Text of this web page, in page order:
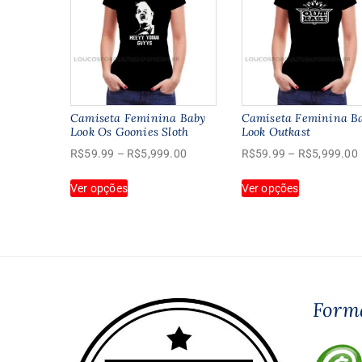
Camiseta Feminina Baby
Look Os Goonies Sloth
R$59.99 – R$5,999.00
Ver opções
Este
produto
podem
ser
escolhidas
Camiseta Feminina
Look Outkast
R$59.99 – R$5,999.00
Ver opções
Este
produto
podem
ser